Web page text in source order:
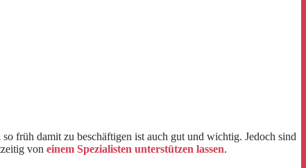
früh damit zu beschäftigen ist auch gut und wichtig. Jedoch sind
von einem Spezialisten unterstützen lassen.